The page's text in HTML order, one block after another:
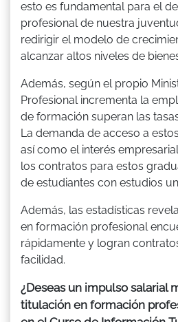
esto es fundamental para el
profesional de nuestra
redirigir el modelo de
alcanzar altos niveles de
Además, según el propio
Profesional incrementa la
de formación superan las
La demanda de acceso a
así como el interés
los contratos para estos
de estudiantes con estudios
Además, las estadísticas
en formación profesional
rápidamente y logran
facilidad.
¿Deseas un impulso salarial
titulación en formación